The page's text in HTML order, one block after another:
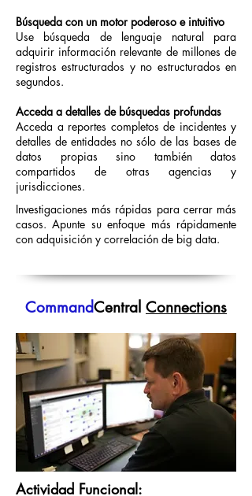
Búsqueda con un motor poderoso e intuitivo
Use búsqueda de lenguaje natural para
adquirir información relevante de millones de
registros estructurados y no estructurados en
segundos.
Acceda a detalles de búsquedas profundas
Acceda a reportes completos de incidentes y
detalles de entidades no sólo de las bases de
datos propias sino también datos
compartidos de otras agencias y
jurisdicciones.
Investigaciones más rápidas para cerrar más
casos. Apunte su enfoque más rápidamente
con adquisición y correlación de big data.
CommandCentral Connections
Actividad Funcional: